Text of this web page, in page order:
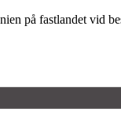
på fastlandet vid